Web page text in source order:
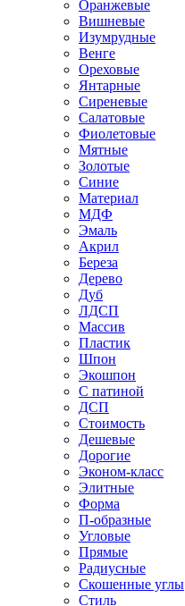
Оранжевые
Вишневые
Изумрудные
Венге
Ореховые
Янтарные
Сиреневые
Салатовые
Фиолетовые
Мятные
Золотые
Синие
Материал
МДФ
Эмаль
Акрил
Береза
Дерево
Дуб
ЛДСП
Массив
Пластик
Шпон
Экошпон
С патиной
ДСП
Стоимость
Дешевые
Дорогие
Эконом-класс
Элитные
Форма
П-образные
Угловые
Прямые
Радиусные
Скошенные углы
Стиль